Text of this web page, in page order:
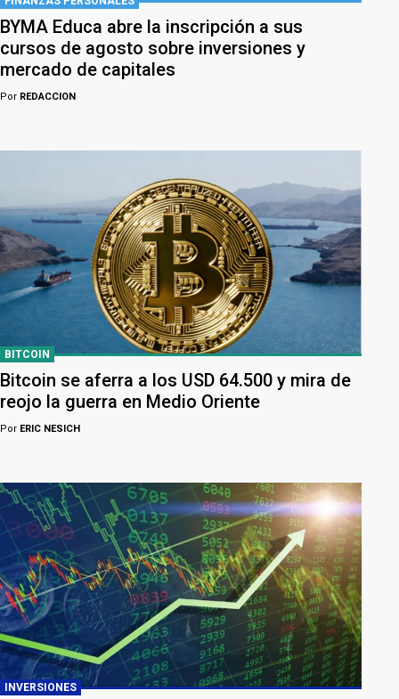
BYMA Educa abre la inscripción a sus
cursos de agosto sobre inversiones y
mercado de capitales
Por REDACCION
BITCOIN
Bitcoin se aferra a los USD 64.500 y mira de
reojo la guerra en Medio Oriente
Por ERIC NESICH
INVERSIONES